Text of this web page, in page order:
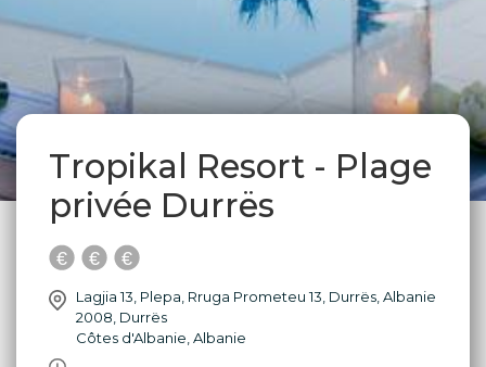
Tropikal Resort - Plage
privée Durrës
Lagjia 13, Plepa, Rruga Prometeu 13, Durrës, Albanie
2008 Durrës
Côtes d'Albanie Albanie